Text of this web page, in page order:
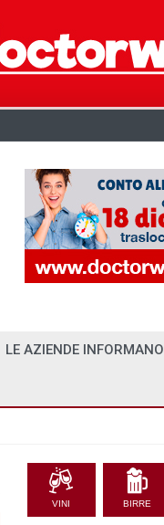
LE AZIENDE INFORMANO
VINI BIRRE